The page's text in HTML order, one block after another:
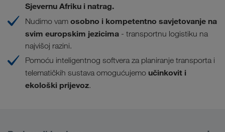
Sjevernu Afriku i natrag.
Nudimo vam osobno i kompetentno savjetovanje na
svim europskim jezicima - transportnu logistiku na
najvišoj razini.
Pomoću inteligentnog softvera za planiranje transporta i
telematičkih sustava omogućujemo učinkovit i
ekološki prijevoz.